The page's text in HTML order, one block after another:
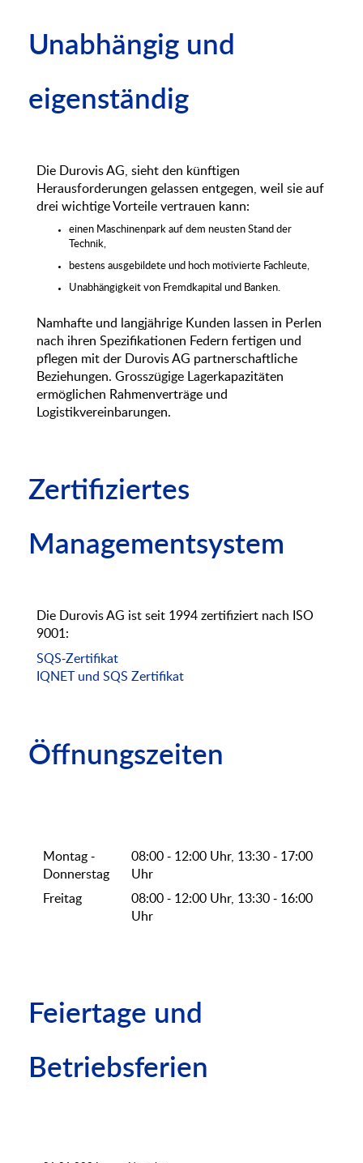
Unabhängig und
eigenständig
Die Durovis AG, sieht den künftigen
Herausforderungen gelassen entgegen, weil sie auf
drei wichtige Vorteile vertrauen kann:
einen Maschinenpark auf dem neusten Stand der
Technik,
bestens ausgebildete und hoch motivierte Fachleute,
Unabhängigkeit von Fremdkapital und Banken.
Namhafte und langjährige Kunden lassen in Perlen
nach ihren Spezifikationen Federn fertigen und
pflegen mit der Durovis AG partnerschaftliche
Beziehungen. Grosszügige Lagerkapazitäten
ermöglichen Rahmenverträge und
Logistikvereinbarungen.
Zertifiziertes
Managementsystem
Die Durovis AG ist seit 1994 zertifiziert nach ISO
9001:
SQS-Zertifikat
IQNET und SQS Zertifikat
Öffnungszeiten
Montag -
Donnerstag
08:00 - 12:00 Uhr, 13:30 - 17:00
Uhr
Freitag
08:00 - 12:00 Uhr, 13:30 - 16:00
Uhr
Feiertage und
Betriebsferien